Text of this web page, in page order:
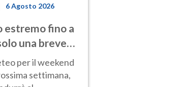
6 Agosto 2026
estremo fino a
una breve
per il weekend
settimana,